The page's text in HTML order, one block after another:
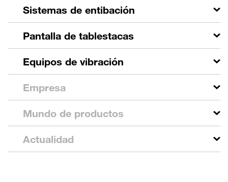
Sistemas de entibación
Pantalla de tablestacas
Equipos de vibración
Empresa
Mundo de productos
Actualidad